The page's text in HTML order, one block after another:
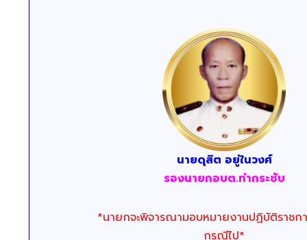
นายดุสิต อยู่ในวงศ์
รองนายกอบต.ท่ากระชับ
*นายกจะพิจารณามอบหมายงานปฏิบัติราชก
กรณีไป*